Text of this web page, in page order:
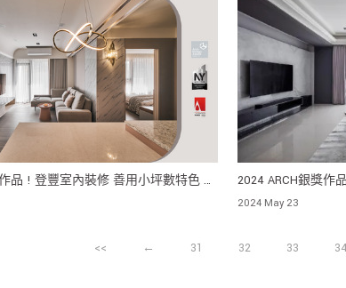
品 ! 登豐室內裝修 善用小坪數特色 放
飾便可達到精緻氛圍
2024 ARCH銀獎作
變化 順應空間初始
2024 May 23
<< ← 31 32 33 34